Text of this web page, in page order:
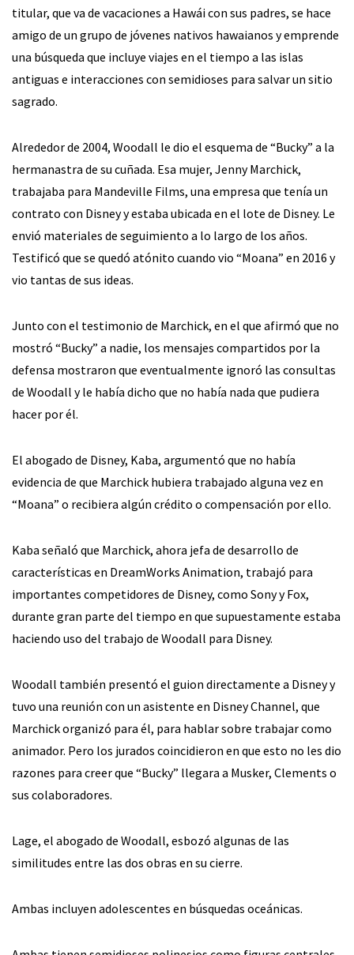
titular, que va de vacaciones a Hawái con sus padres, se hace
amigo de un grupo de jóvenes nativos hawaianos y emprende
una búsqueda que incluye viajes en el tiempo a las islas
antiguas e interacciones con semidioses para salvar un sitio
sagrado.
Alrededor de 2004, Woodall le dio el esquema de “Bucky” a la
hermanastra de su cuñada. Esa mujer, Jenny Marchick,
trabajaba para Mandeville Films, una empresa que tenía un
contrato con Disney y estaba ubicada en el lote de Disney. Le
envió materiales de seguimiento a lo largo de los años.
Testificó que se quedó atónito cuando vio “Moana” en 2016 y
vio tantas de sus ideas.
Junto con el testimonio de Marchick, en el que afirmó que no
mostró “Bucky” a nadie, los mensajes compartidos por la
defensa mostraron que eventualmente ignoró las consultas
de Woodall y le había dicho que no había nada que pudiera
hacer por él.
El abogado de Disney, Kaba, argumentó que no había
evidencia de que Marchick hubiera trabajado alguna vez en
“Moana” o recibiera algún crédito o compensación por ello.
Kaba señaló que Marchick, ahora jefa de desarrollo de
características en DreamWorks Animation, trabajó para
importantes competidores de Disney, como Sony y Fox,
durante gran parte del tiempo en que supuestamente estaba
haciendo uso del trabajo de Woodall para Disney.
Woodall también presentó el guion directamente a Disney y
tuvo una reunión con un asistente en Disney Channel, que
Marchick organizó para él, para hablar sobre trabajar como
animador. Pero los jurados coincidieron en que esto no les dio
razones para creer que “Bucky” llegara a Musker, Clements o
sus colaboradores.
Lage, el abogado de Woodall, esbozó algunas de las
similitudes entre las dos obras en su cierre.
Ambas incluyen adolescentes en búsquedas oceánicas.